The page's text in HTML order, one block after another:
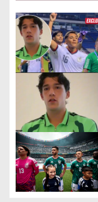
g
a
c
n
d
e